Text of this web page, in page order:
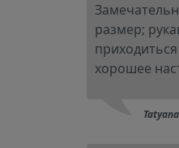
размер;
хорошее
Tatyana